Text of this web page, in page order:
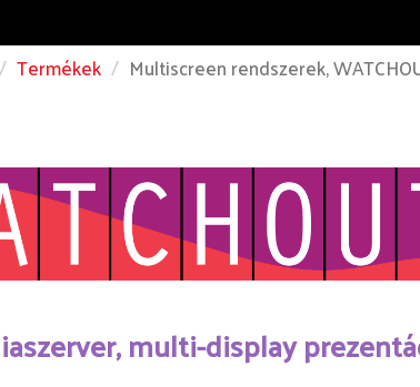
Termékek Multiscreen rendszerek,
multi-display